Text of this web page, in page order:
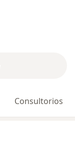
Consultorios